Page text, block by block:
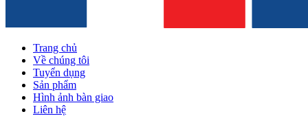
Trang chủ
Về chúng tôi
Tuyển dụng
Sản phẩm
Hình ảnh bàn giao
Liên hệ